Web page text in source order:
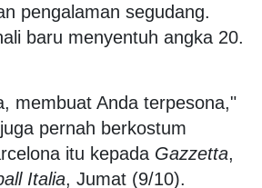
pengalaman segudang.
baru menyentuh angka 20.
membuat Anda terpesona,"
pernah berkostum
itu kepada Gazzetta,
Italia, Jumat (9/10).